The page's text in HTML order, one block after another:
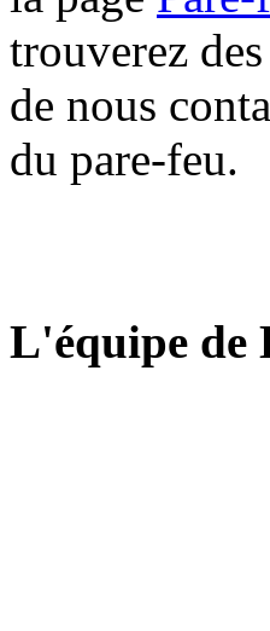
trouverez
de nous
du pare-feu.
L'équipe de